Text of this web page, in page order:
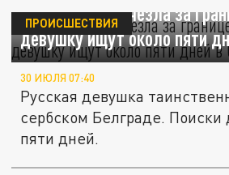
Таинственно исчезла за
девушку ищут около пяти
ПРОИСШЕСТВИЯ
30 ИЮЛЯ 07:40
Русская девушка
сербском Белграде. Поиски
пяти дней.